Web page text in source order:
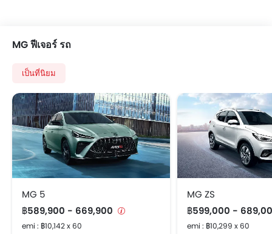
MG ฟีเจอร์ รถ
เป็นที่นิยม
MG 5
฿589,900 - 669,900
emi : ฿10,142 x 60
MG ZS
฿599,000 -
emi : ฿10,299 x 60